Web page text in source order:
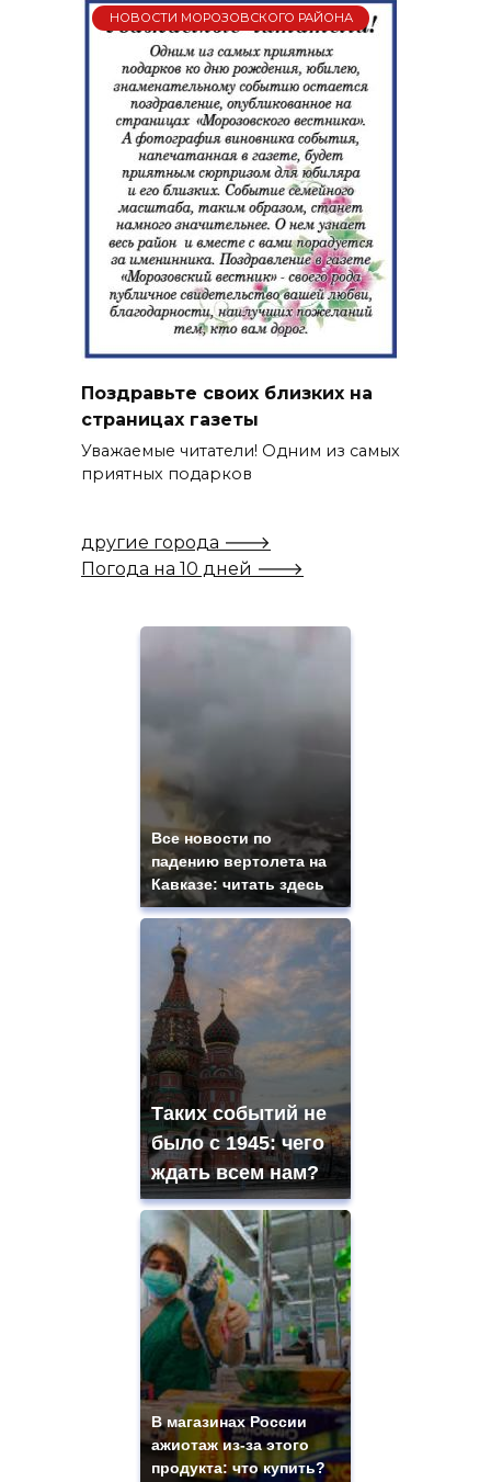
НОВОСТИ МОРОЗОВСКОГО РАЙОНА
Поздравьте своих близких на
страницах газеты
Уважаемые читатели! Одним из самых
приятных подарков
другие города 🡒
Погода на 10 дней 🡒
Все новости по
падению вертолета на
Кавказе: читать здесь
Таких событий не
было с 1945: чего
ждать всем нам?
В магазинах России
ажиотаж из-за этого
продукта: что купить?